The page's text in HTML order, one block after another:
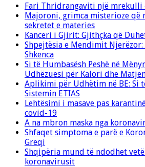
Fari Thridrangaviti një mrekulli
Majoroni, grimca misterioze që
sekretet e materies
Kanceri i Gjirit: Gjithçka që
Shpejtësia e Mendimit Njerëzor:
Shkenca
Si të Humbasësh Peshë në
Udhëzuesi për Kalori dhe
Aplikimi për Udhëtim në BE: Si
Sistemin ETIAS
Lehtësimi i masave pas
covid-19
A na mbron maska nga
Shfaqet simptoma e parë e
Greqi
Shqipëria mund të ndodhet
koronavirusit